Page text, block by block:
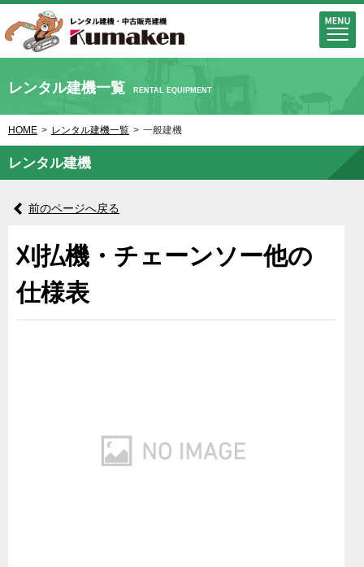
レンタル建機一覧 RENTAL EQUIPMENT
HOME > レンタル建機一覧 > 一般建機
レンタル建機
前のページへ戻る
刈払機・チェーンソー他の
仕様表